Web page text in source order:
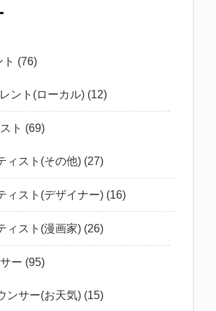
(76)
ント(ローカル) (12)
ト (69)
ィスト(その他) (27)
ィスト(デザイナー) (16)
ィスト(漫画家) (26)
ー (95)
ンサー(お天気) (15)